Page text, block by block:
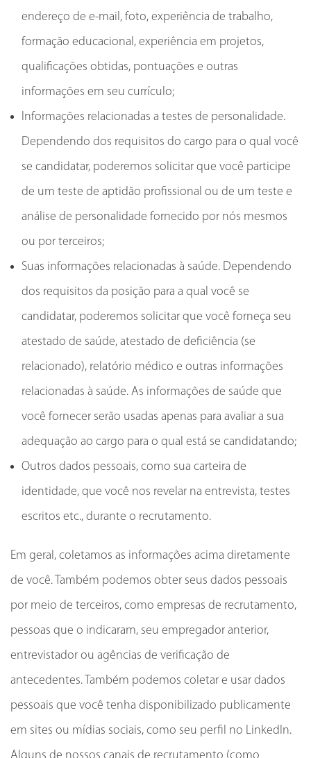
endereço de e-mail, foto, experiência de trabalho,
formação educacional, experiência em projetos,
qualificações obtidas, pontuações e outras
informações em seu currículo;
Informações relacionadas a testes de personalidade.
Dependendo dos requisitos do cargo para o qual você
se candidatar, poderemos solicitar que você participe
de um teste de aptidão profissional ou de um teste e
análise de personalidade fornecido por nós mesmos
ou por terceiros;
Suas informações relacionadas à saúde. Dependendo
dos requisitos da posição para a qual você se
candidatar, poderemos solicitar que você forneça seu
atestado de saúde, atestado de deficiência (se
relacionado), relatório médico e outras informações
relacionadas à saúde. As informações de saúde que
você fornecer serão usadas apenas para avaliar a sua
adequação ao cargo para o qual está se candidatando;
Outros dados pessoais, como sua carteira de
identidade, que você nos revelar na entrevista, testes
escritos etc., durante o recrutamento.
Em geral, coletamos as informações acima diretamente
de você. Também podemos obter seus dados pessoais
por meio de terceiros, como empresas de recrutamento,
pessoas que o indicaram, seu empregador anterior,
entrevistador ou agências de verificação de
antecedentes. Também podemos coletar e usar dados
pessoais que você tenha disponibilizado publicamente
em sites ou mídias sociais, como seu perfil no LinkedIn.